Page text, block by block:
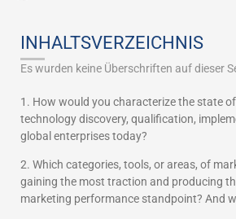
INHALTSVERZEICHNIS
Es wurden keine Überschriften auf dieser
1. How would you characterize the state
technology discovery, qualification,
global enterprises today?
2. Which categories, tools, or areas, of
gaining the most traction and producing
marketing performance standpoint? And